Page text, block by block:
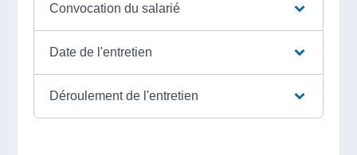
Convocation du salarié
Date de l'entretien
Déroulement de l'entretien